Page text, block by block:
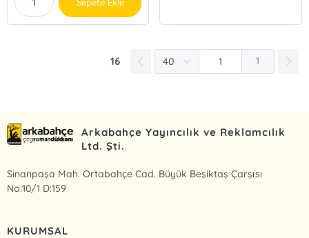
16 1
Arkabahçe Yayıncılık ve Reklamcılık
Ltd. Şti.
Sinanpaşa Mah. Ortabahçe Cad. Büyük Beşiktaş Çarşısı
No:10/1 D:159
KURUMSAL